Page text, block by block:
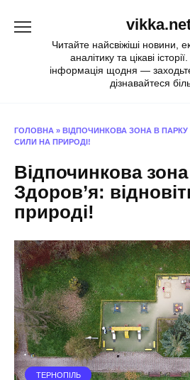
Читайте найсвіжіші новини,
аналітику та цікаві
інформація щодня —
дізнавайтеся
ГОЛОВНА » ВІДПОЧИНКОВА ЗОНА В ПАРКУ
СИЛИ НА ПРИРОДІ!
Відпочинкова
Здоров’я:
природі!
ТЕРНОПІЛЬ